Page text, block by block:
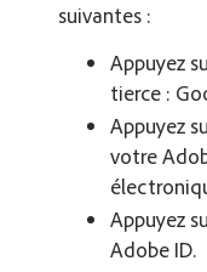
suivantes :
Appuyez
tierce :
Appuyez
votre
Appuyez
Adobe ID.